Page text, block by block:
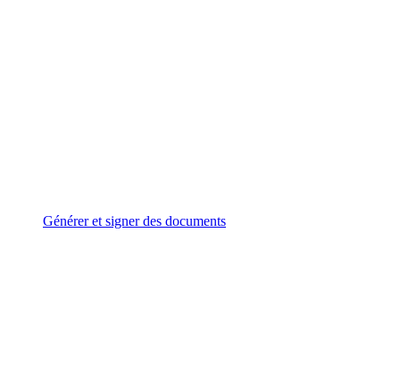
Générer et signer des documents